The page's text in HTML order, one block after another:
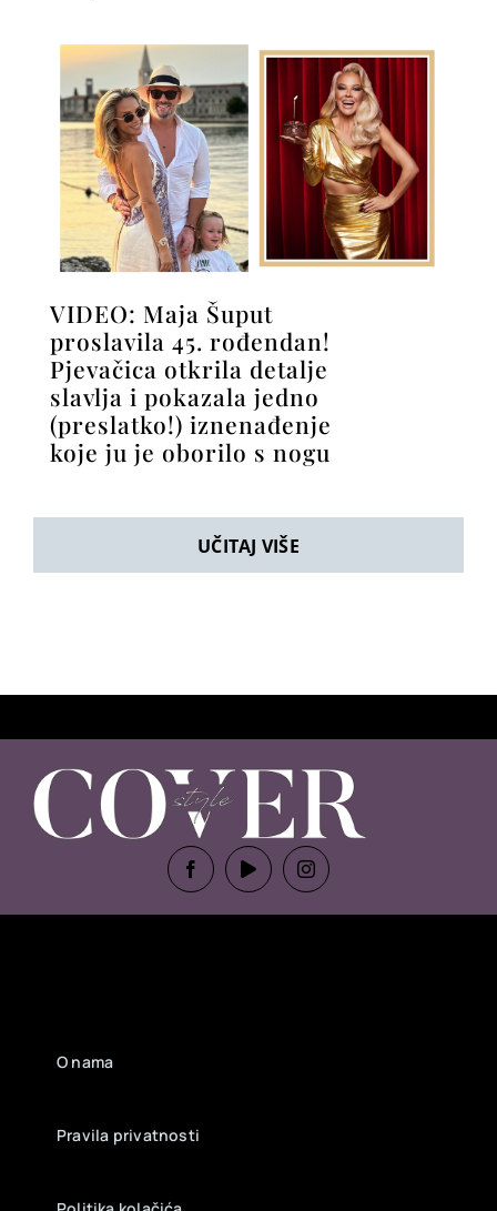
VIDEO: Maja Šuput
proslavila 45. rođendan!
Pjevačica otkrila detalje
slavlja i pokazala jedno
(preslatko!) iznenađenje
koje ju je oborilo s nogu
UČITAJ VIŠE
O nama
Pravila privatnosti